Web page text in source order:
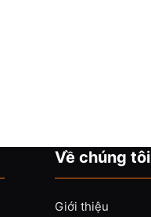
Về chúng tôi
Giới thiệu